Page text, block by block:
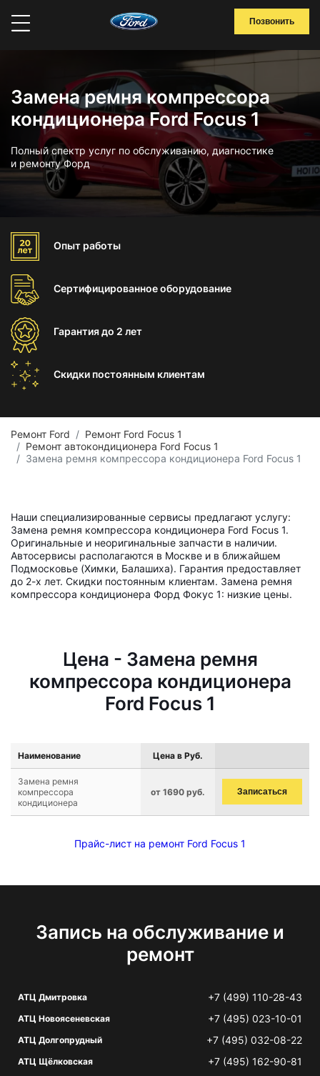
Позвонить
Замена ремня компрессора
кондиционера Ford Focus 1
Полный спектр услуг по обслуживанию, диагностике
и ремонту Форд
Опыт работы
Сертифицированноеоборудование
Гарантиядо 2 лет
Скидки постоянным клиентам
Ремонт Ford
Ремонт Ford Focus 1
Ремонт автокондиционера Ford Focus 1
Замена ремня компрессора кондиционера Ford Focus 1
Наши специализированные сервисы предлагают услугу:
Замена ремня компрессора кондиционера Ford Focus 1.
Оригинальные и неоригинальные запчасти в наличии.
Автосервисы располагаются в Москве и в ближайшем
Подмосковье (Химки, Балашиха). Гарантия предоставляет
до 2-х лет. Скидки постоянным клиентам. Замена ремня
компрессора кондиционера Форд Фокус 1: низкие цены.
Цена - Замена ремня
компрессора кондиционера
Ford Focus 1
Наименование Цена в Руб.
Замена ремня
компрессора
кондиционера
от 1690 руб. Записаться
Прайс-лист на ремонт Ford Focus 1
Запись на обслуживание и
ремонт
АТЦ Дмитровка +7 (499) 110-28-43
АТЦ Новоясеневская +7 (495) 023-10-01
АТЦ Долгопрудный +7 (495) 032-08-22
АТЦ Щёлковская +7 (495) 162-90-81